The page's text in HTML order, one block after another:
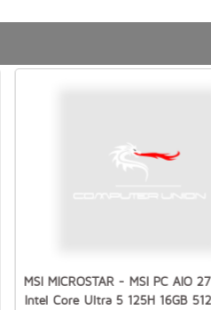
MSI MICROSTAR - MSI PC AIO
Intel Core Ultra 5 125H 16GB